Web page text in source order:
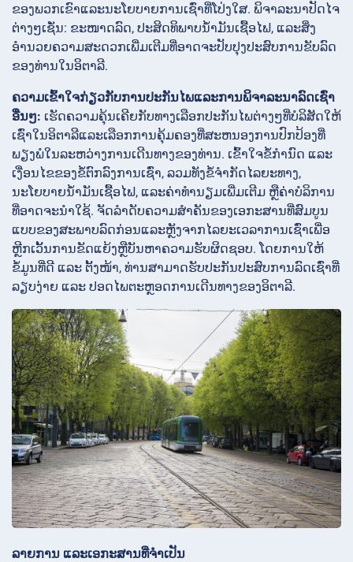
ຂອງພວກເຂົາແລະນະໂຍບາຍການເຊົ່າທີ່ໂປ່ງໃສ. ພິຈາລະນາປັດໄຈ
ຕ່າງໆເຊັ່ນ: ຂະໜາດລົດ, ປະສິດທິພາບນໍ້າມັນເຊື້ອໄຟ, ແລະສິ່ງ
ອໍານວຍຄວາມສະດວກເພີ່ມເຕີມທີ່ອາດຈະປັບປຸງປະສົບການຂັບລົດ
ຂອງທ່ານໃນອິຕາລີ.
ຄວາມເຂົ້າໃຈກ່ຽວກັບການປະກັນໄພແລະການພິຈາລະນາລົດເຊົ່າ
ອື່ນໆ: ເຮັດຄວາມຄຸ້ນເຄີຍກັບທາງເລືອກປະກັນໄພຕ່າງໆທີ່ບໍລິສັດໃຫ້
ເຊົ່າໃນອິຕາລີແລະເລືອກການຄຸ້ມຄອງທີ່ສະຫນອງການປົກປ້ອງທີ່
ພຽງພໍໃນລະຫວ່າງການເດີນທາງຂອງທ່ານ. ເຂົ້າໃຈຂໍ້ກຳນົດ ແລະ
ເງື່ອນໄຂຂອງຂໍ້ຕົກລົງການເຊົ່າ, ລວມທັງຂໍ້ຈຳກັດໄລຍະທາງ,
ນະໂຍບາຍນໍ້າມັນເຊື້ອໄຟ, ແລະຄ່າທຳນຽມເພີ່ມເຕີມ ຫຼືຄ່າບໍລິການ
ທີ່ອາດຈະນຳໃຊ້. ຈັດລໍາດັບຄວາມສໍາຄັນຂອງເອກະສານທີ່ສົມບູນ
ແບບຂອງສະພາບລົດກ່ອນແລະຫຼັງຈາກໄລຍະເວລາການເຊົ່າເພື່ອ
ຫຼີກເວັ້ນການຂັດແຍ້ງຫຼືບັນຫາຄວາມຮັບຜິດຊອບ. ໂດຍການໃຫ້
ຂໍ້ມູນທີ່ດີ ແລະ ຕັ້ງໜ້າ, ທ່ານສາມາດຮັບປະກັນປະສົບການລົດເຊົ່າທີ່
ລຽບງ່າຍ ແລະ ປອດໄພຕະຫຼອດການເດີນທາງຂອງອິຕາລີ.
ລາຍການ ແລະເອກະສານທີ່ຈຳເປັນ